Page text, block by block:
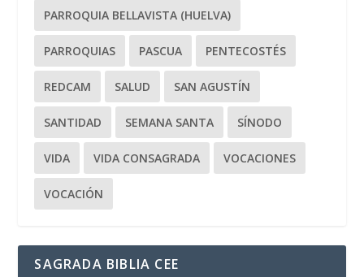
PARROQUIA BELLAVISTA (HUELVA)
PARROQUIAS PASCUA PENTECOSTÉS
REDCAM SALUD SAN AGUSTÍN
SANTIDAD SEMANA SANTA SÍNODO
VIDA VIDA CONSAGRADA VOCACIONES
VOCACIÓN
SAGRADA BIBLIA CEE